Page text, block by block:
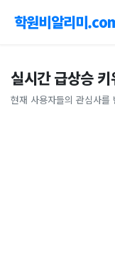
학원비알리미
실시간 급상승 키
현재 사용자들의 관심사를